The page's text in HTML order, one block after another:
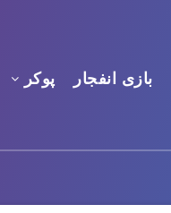
بازی انفجار پوکر